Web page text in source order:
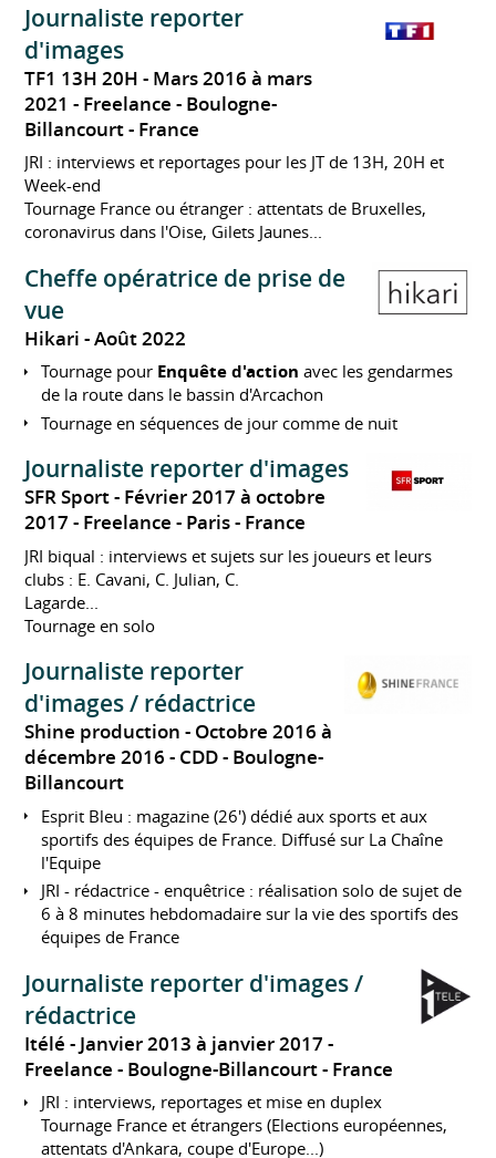
Journaliste reporter
d'images
TF1 13H 20H
Mars 2016 à mars
2021 Freelance
Boulogne-
Billancourt
France
JRI : interviews et reportages pour les JT de 13H, 20H et
Week-end
Tournage France ou étranger : attentats de Bruxelles,
coronavirus dans l'Oise, Gilets Jaunes...
Cheffe opératrice de prise de
vue
Hikari Août 2022
Tournage pour Enquête d'action avec les gendarmes
de la route dans le bassin d'Arcachon
Tournage en séquences de jour comme de nuit
Journaliste reporter d'images
SFR Sport
Février 2017 à octobre
2017 Freelance Paris France
JRI biqual : interviews et sujets sur les joueurs et leurs
clubs : E. Cavani, C. Julian, C.
Lagarde...
Tournage en solo
Journaliste reporter
d'images / rédactrice
Shine production
Octobre 2016 à
décembre 2016 CDD
Boulogne-
Billancourt
Esprit Bleu : magazine (26') dédié aux sports et aux
sportifs des équipes de France. Diffusé sur La Chaîne
l'Equipe
JRI - rédactrice - enquêtrice : réalisation solo de sujet de
6 à 8 minutes hebdomadaire sur la vie des sportifs des
équipes de France
Journaliste reporter d'images /
rédactrice
Itélé
Janvier 2013 à janvier 2017
Freelance
Boulogne-Billancourt France
JRI : interviews, reportages et mise en duplex
Tournage France et étrangers (Elections européennes,
attentats d'Ankara, coupe d'Europe...)